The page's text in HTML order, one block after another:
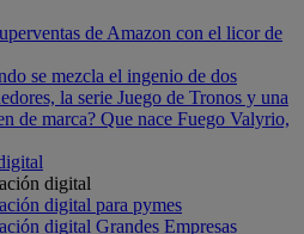
de Amazon con el licor de
se mezcla el ingenio de dos
la serie Juego de Tronos y una
de marca? Que nace Fuego Valyrio,
digital
digital para pymes
digital Grandes Empresas